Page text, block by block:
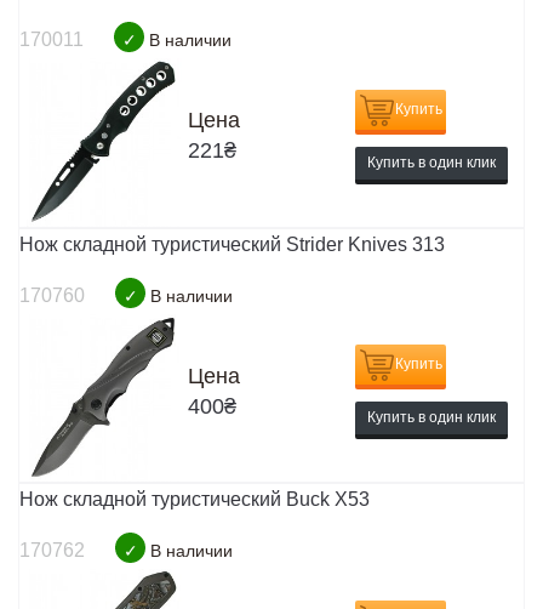
170011 ✓ В наличии
Цена
221₴
Купить
Купить в один клик
Нож складной туристический Strider Knives 313
170760 ✓ В наличии
Цена
400₴
Купить
Купить в один клик
Нож складной туристический Buck X53
170762 ✓ В наличии